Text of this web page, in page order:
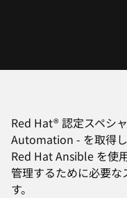
Red Hat® 認定スペシ
Automation - を取得し
Red Hat Ansible を使
管理するために必要な
す。